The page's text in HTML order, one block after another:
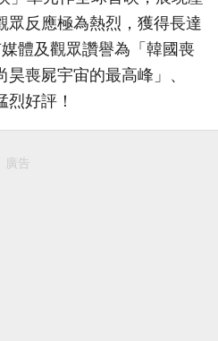
眾反應極為熱烈，獲得長達
體及觀眾讚譽為「韓國喪
喪屍宇宙的最高峰」、
烈好評！
廣告